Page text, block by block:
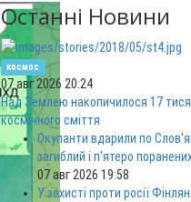
Останні Новини
космос
07 авг 2026 20:24
Над Землею накопичилося 17
космічного сміття
Окупанти вдарили по
загиблий і п'ятеро
07 авг 2026 19:58
У захисті проти росії